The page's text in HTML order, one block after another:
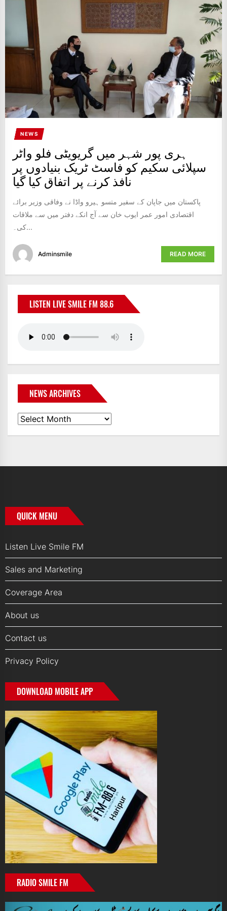
IT
BROADCASTS
NEWS
CURRENT
AFFAIRS
&
ENTERTAINMENT
SHOWS
NEWS
ہری پور شہر میں گریویٹی فلو واٹر
سپلائی سکیم کو فاسٹ ٹریک بنیادوں پر
نافذ کرنے پر اتفاق کیا گیا
پاکستان میں جاپان کے سفیر متسو ہیرو واڈا نے وفاقی وزیر برائے
اقتصادی امور عمر ایوب خان سے آج انکے دفتر میں سے ملاقات
کی۔...
Adminsmile READ MORE
LISTEN LIVE SMILE FM 88.6
NEWS ARCHIVES
News
QUICK MENU
Listen Live Smile FM
Sales and Marketing
Coverage Area
About us
Contact us
Privacy Policy
DOWNLOAD MOBILE APP
RADIO SMILE FM